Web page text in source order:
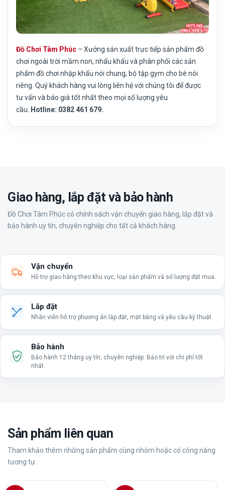
Đồ Chơi Tâm Phúc – Xưởng sản xuất trực tiếp sản phẩm đồ
chơi ngoài trời mầm non, nhẩu khẩu và phân phối các sản
phẩm đồ chơi nhập khẩu nói chung, bộ tập gym cho bé nói
riêng. Quý khách hàng vui lòng liên hệ với chúng tôi để được
tư vấn và báo giá tốt nhất theo mọi số lượng yêu
cầu.
Hotline: 0382 461 679.
Giao hàng, lắp đặt và bảo hành
Đồ Chơi Tâm Phúc có chính sách vận chuyển giao hàng, lắp đặt và
bảo hành uy tín, chuyên nghiệp cho tất cả khách hàng.
Vận chuyển
Hỗ trợ giao hàng theo khu vực, loại sản phẩm và số lượng đặt mua.
Lắp đặt
Nhân viên hỗ trợ phương án lắp đặt, mặt bằng và yêu cầu kỹ thuật.
Bảo hành
Bảo hành 12 tháng uy tín, chuyên nghiệp. Bảo trì với chi phí tốt
nhất.
Sản phẩm liên quan
Tham khảo thêm những sản phẩm cùng nhóm hoặc có công năng
tương tự.